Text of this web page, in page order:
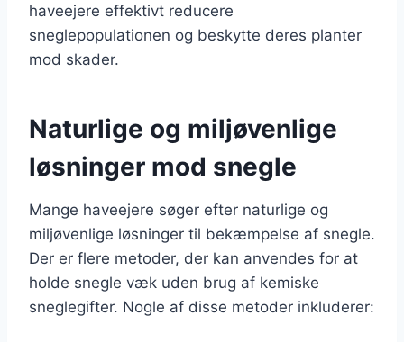
haveejere effektivt reducere
sneglepopulationen og beskytte deres planter
mod skader.
Naturlige og miljøvenlige
løsninger mod snegle
Mange haveejere søger efter naturlige og
miljøvenlige løsninger til bekæmpelse af snegle.
Der er flere metoder, der kan anvendes for at
holde snegle væk uden brug af kemiske
sneglegifter. Nogle af disse metoder inkluderer: